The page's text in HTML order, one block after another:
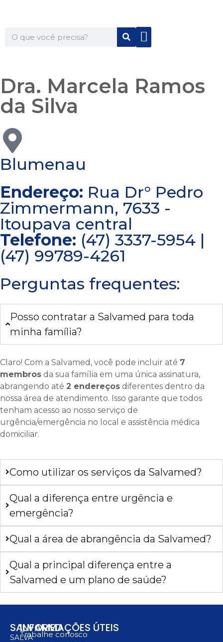
Dra. Marcela Ramos
da Silva
Blumenau
Endereço: Rua Dr° Pedro
Zimmermann, 7633 -
Itoupava central
Telefone: (47) 3337-5954 |
(47) 99789-4261
Perguntas frequentes:
Posso contratar a Salvamed para toda
minha família?
Claro! Com a Salvamed, você pode incluir até 7
membros da sua família em uma única assinatura,
abrangendo até 2 endereços diferentes dentro da
nossa área de atendimento. Isso garante que todos
tenham acesso ao nosso serviço de
urgência/emergência no local e assistência médica
domiciliar.
Como utilizar os serviços da Salvamed?
Qual a diferença entre urgência e
emergência?
Qual a área de abrangência da Salvamed?
Qual a principal diferença entre a
Salvamed e um plano de saúde?
SALVAMED
SALVA
INFORMAÇÕES ÚTEIS
Trabalhe conosco